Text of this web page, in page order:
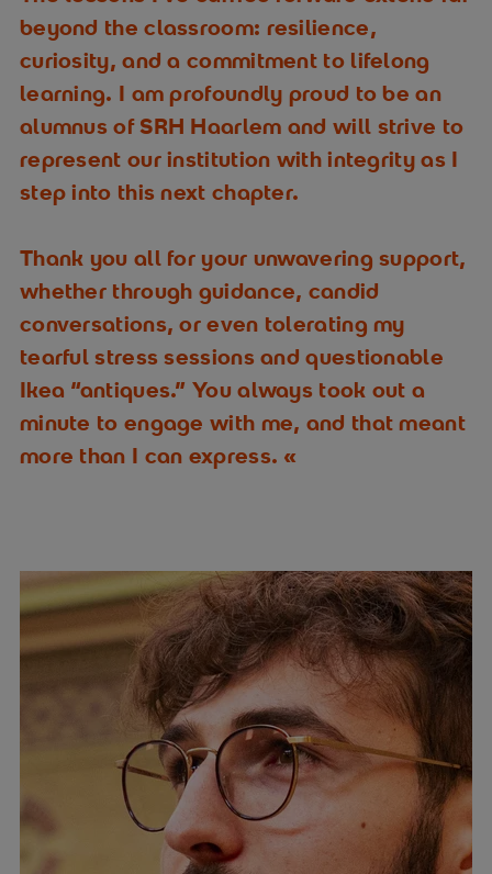
beyond the classroom: resilience,
curiosity, and a commitment to lifelong
learning. I am profoundly proud to be an
alumnus of SRH Haarlem and will strive to
represent our institution with integrity as I
step into this next chapter.
Thank you all for your unwavering support,
whether through guidance, candid
conversations, or even tolerating my
tearful stress sessions and questionable
Ikea “antiques.” You always took out a
minute to engage with me, and that meant
more than I can express.